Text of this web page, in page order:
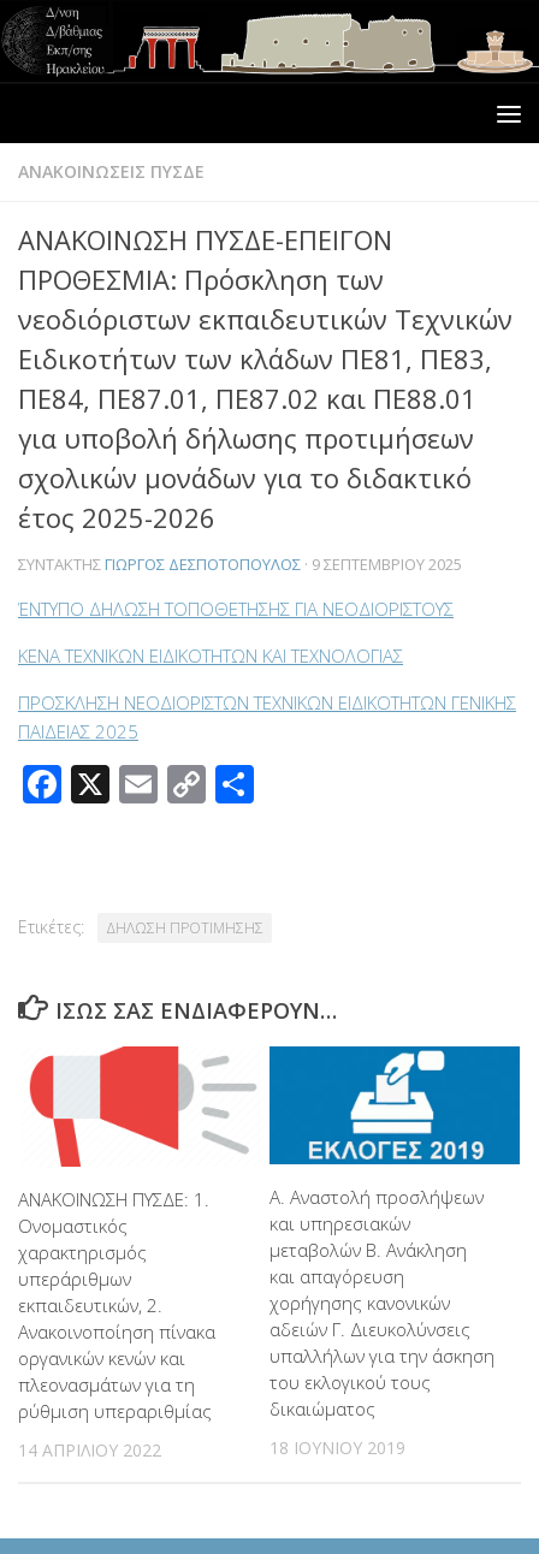
ΑΝΑΚΟΙΝΩΣΕΙΣ ΠΥΣΔΕ
ΑΝΑΚΟΙΝΩΣΗ ΠΥΣΔΕ-ΕΠΕΙΓΟΝ
ΠΡΟΘΕΣΜΙΑ: Πρόσκληση των
νεοδιόριστων εκπαιδευτικών Τεχνικών
Ειδικοτήτων των κλάδων ΠΕ81, ΠΕ83,
ΠΕ84, ΠΕ87.01, ΠΕ87.02 και ΠΕ88.01
για υποβολή δήλωσης προτιμήσεων
σχολικών μονάδων για το διδακτικό
έτος 2025-2026
ΣΥΝΤΆΚΤΗΣ ΓΙΏΡΓΟΣ ΔΕΣΠΟΤΌΠΟΥΛΟΣ · 9 ΣΕΠΤΕΜΒΡΊΟΥ 2025
ΈΝΤΥΠΟ ΔΗΛΩΣΗ ΤΟΠΟΘΕΤΗΣΗΣ ΓΙΑ ΝΕΟΔΙΟΡΙΣΤΟΥΣ
ΚΕΝΑ ΤΕΧΝΙΚΩΝ ΕΙΔΙΚΟΤΗΤΩΝ ΚΑΙ ΤΕΧΝΟΛΟΓΙΑΣ
ΠΡΟΣΚΛΗΣΗ ΝΕΟΔΙΟΡΙΣΤΩΝ ΤΕΧΝΙΚΩΝ ΕΙΔΙΚΟΤΗΤΩΝ ΓΕΝΙΚΗΣ
ΠΑΙΔΕΙΑΣ 2025
Facebook
X Email
Copy
Ετικέτες: ΔΗΛΩΣΗ ΠΡΟΤΙΜΗΣΗΣ
ΊΣΩΣ ΣΑΣ ΕΝΔΙΑΦΈΡΟΥΝ…
ΑΝΑΚΟΙΝΩΣΗ ΠΥΣΔΕ: 1.
Ονομαστικός
χαρακτηρισμός
υπεράριθμων
εκπαιδευτικών, 2.
Ανακοινοποίηση πίνακα
οργανικών κενών και
πλεονασμάτων για τη
ρύθμιση υπεραριθμίας
14 ΑΠΡΙΛΊΟΥ 2022
Α. Αναστολή προσλήψεων
και υπηρεσιακών
μεταβολών Β. Ανάκληση
και απαγόρευση
χορήγησης κανονικών
αδειών Γ. Διευκολύνσεις
υπαλλήλων για την άσκηση
του εκλογικού τους
δικαιώματος
18 ΙΟΥΝΊΟΥ 2019